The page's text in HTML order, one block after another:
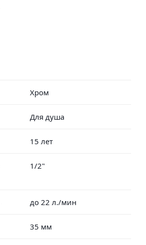
Хром
Для душа
15 лет
1/2"
до 22 л./мин
35 мм